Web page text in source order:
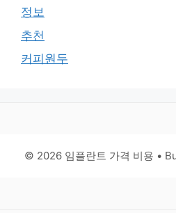
정보
추천
커피원두
© 2026 임플란트 가격 비용 •